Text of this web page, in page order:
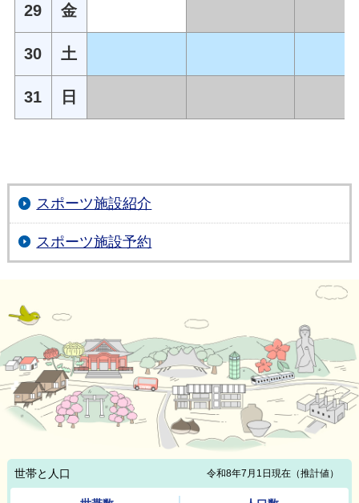
29 金
30 土
31 日
スポーツ施設紹介
スポーツ施設予約